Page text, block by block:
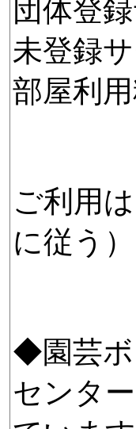
団体登
未登
部屋
ご利用
に従う
◆園芸ボ
センタ